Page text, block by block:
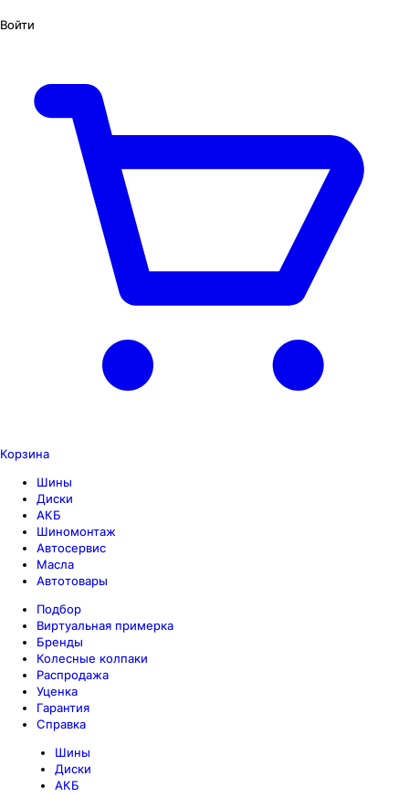
Войти
Корзина
Шины
Диски
АКБ
Шиномонтаж
Автосервис
Масла
Автотовары
Подбор
Виртуальная примерка
Бренды
Колесные колпаки
Распродажа
Уценка
Гарантия
Справка
Шины
Диски
АКБ